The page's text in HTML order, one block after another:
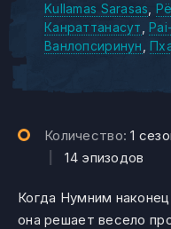
Kullamas Sarasas
Канраттанасут
Ванлопсиринун
Количество:1
|14 эпизодов
Когда Нумним
она решает весело